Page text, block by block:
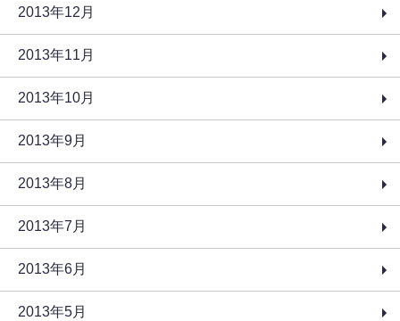
2013年12月
2013年11月
2013年10月
2013年9月
2013年8月
2013年7月
2013年6月
2013年5月